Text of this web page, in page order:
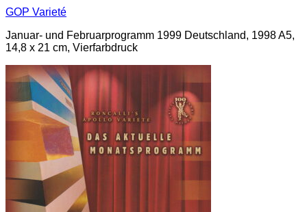
GOP Varieté
Januar- und Februarprogramm 1999 Deutschland, 1998 A5,
14,8 x 21 cm, Vierfarbdruck